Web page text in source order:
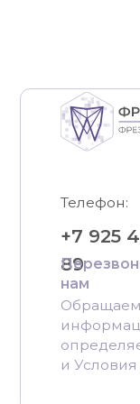
Обращаем
и Условия